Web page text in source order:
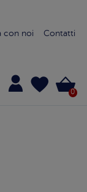
con noi Contatti
0